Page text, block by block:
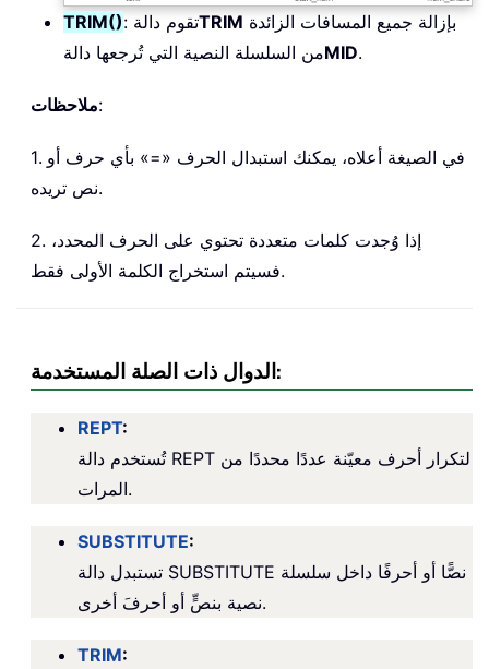
TRIM() : تقوم دالةTRIM
من السلسلة النصية التي تُرجعها دالةMID.
ملاحظات:
1. في الصيغة أعلاه، يمكنك استبدال الحرف «=» بأي حرف أو
نص تريده.
2. إذا وُجدت كلمات متعددة تحتوي على الحرف المحدد،
فسيتم استخراج الكلمة الأولى فقط.
الدوال ذات الصلة المستخدمة:
REPT:
تُستخدم دالة REPT لتكرار أحرف معيّنة عددًا محددًا من
المرات.
SUBSTITUTE:
تستبدل دالة SUBSTITUTE نصًّا أو أحرفًا داخل سلسلة
نصية بنصٍّ أو أحرفَ أخرى.
TRIM: